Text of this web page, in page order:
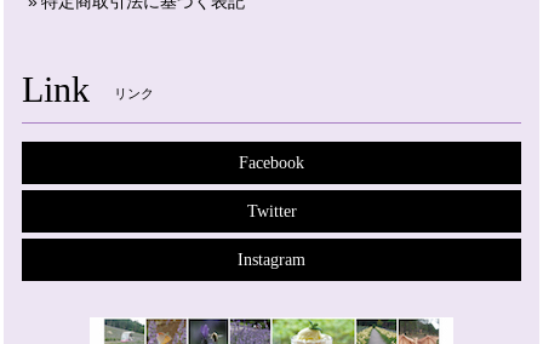
Link リンク
Facebook
Twitter
Instagram